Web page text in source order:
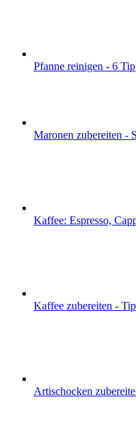
Pfanne reinigen - 6
Maronen zubereiten -
Kaffee: Espresso,
Kaffee zubereiten -
Artischocken